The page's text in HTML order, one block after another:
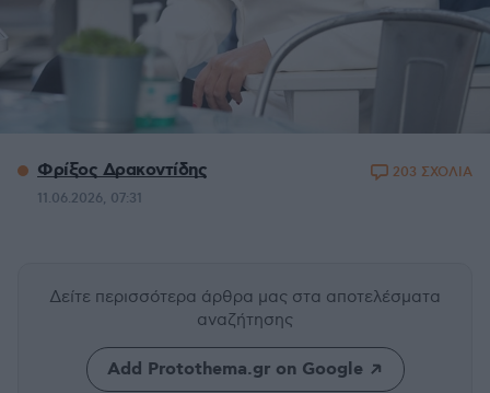
Φρίξος Δρακοντίδης
11.06.2026, 07:31
203 ΣΧΟΛΙΑ
Δείτε περισσότερα άρθρα μας στα αποτελέσματα
αναζήτησης
Add Protothema.gr on Google